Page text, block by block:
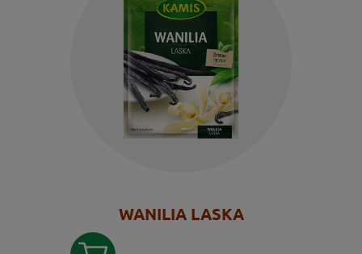
WANILIA LASKA